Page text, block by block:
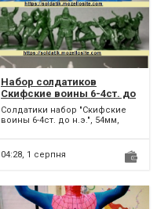
Набор солдатиков
Скифские воины 6-4ст. до
н.э. 54мм, 1/32м.
Коллекционные
игрушки
Солдатики набор "Скифские
воины 6-4ст. до н.э.", 54мм,
8 фигурок, цвет:...
04:28, 1 серпня